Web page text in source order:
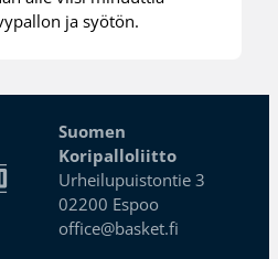
ja syötön.
Suomen
Koripalloliitto
Urheilupuistontie 3
02200 Espoo
office@basket.fi